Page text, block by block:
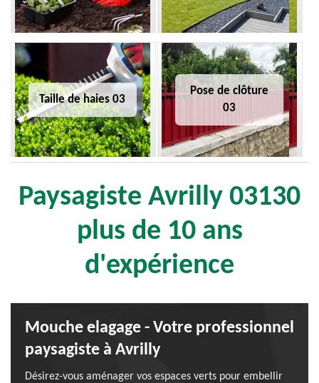
Taille de haies 03
Pose de clôture
03
Paysagiste Avrilly 03130
plus de 10 ans
d'expérience
Mouche elagage - Votre professionnel
paysagiste à Avrilly
Désirez-vous aménager vos espaces verts pour embellir